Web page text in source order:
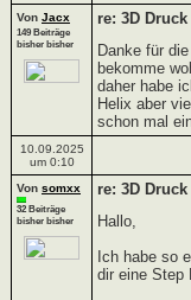
Von Jacx
149 Beiträge
bisher bisher
re: 3D Druck
Danke für
bekomme
daher habe
Helix aber
schon mal
10.09.2025
um 0:10
Von somxx
32 Beiträge
bisher bisher
re: 3D Druck
Hallo,
Ich habe so
dir eine Step